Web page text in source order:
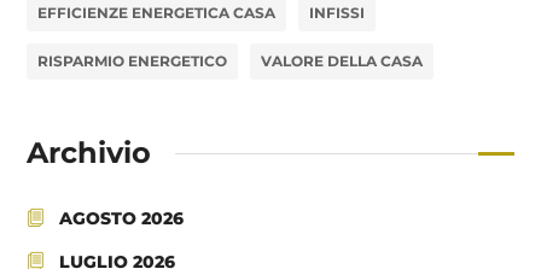
EFFICIENZE ENERGETICA CASA INFISSI
RISPARMIO ENERGETICO VALORE DELLA CASA
Archivio
AGOSTO 2026
LUGLIO 2026